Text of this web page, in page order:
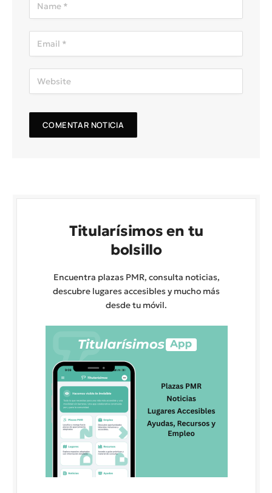
Titularísimos en tu
bolsillo
Encuentra plazas PMR, consulta noticias,
descubre lugares accesibles y mucho más
desde tu móvil.